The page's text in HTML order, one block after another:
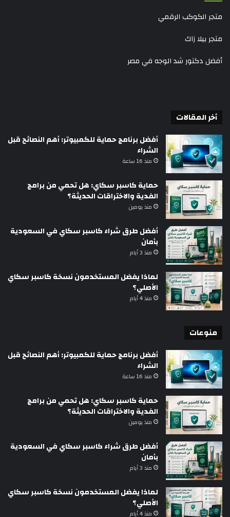
متجر الكوكب الرقمي
متجر بيلا زاك
أفضل دكتور شد الوجه في مصر
أخر المقالات
أفضل برنامج حماية للكمبيوتر: أهم النصائح قبل
الشراء
منذ 16 ساعة
حماية كاسبر سكاي: هل تحمي من برامج
الفدية والاختراقات الحديثة؟
منذ يومين
أفضل طرق شراء كاسبر سكاي في السعودية
بأمان
منذ 3 أيام
لماذا يفضل المستخدمون نسخة كاسبر سكاي
الأصلي؟
منذ 4 أيام
منوعات
أفضل برنامج حماية للكمبيوتر: أهم النصائح قبل
الشراء
منذ 16 ساعة
حماية كاسبر سكاي: هل تحمي من برامج
الفدية والاختراقات الحديثة؟
منذ يومين
أفضل طرق شراء كاسبر سكاي في السعودية
بأمان
منذ 3 أيام
لماذا يفضل المستخدمون نسخة كاسبر سكاي
الأصلي؟
منذ 4 أيام